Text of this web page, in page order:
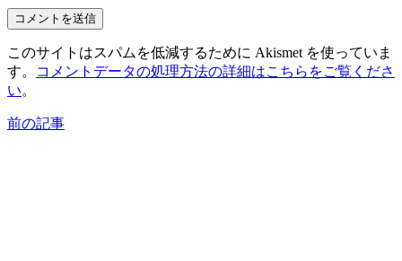
このサイトはスパムを低減するために Akismet を使っていま
す。
コメントデータの処理方法の詳細はこちらをご覧くださ
い。
前の記事